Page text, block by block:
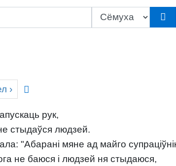
›
рук,
стыдаўся людзей.
"Абарані мяне ад майго
не баюся і людзей ня стыдаюся,